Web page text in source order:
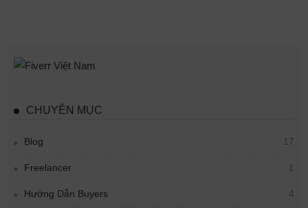
CHUYÊN MỤC
Blog 17
Freelancer 1
Hướng Dẫn Buyers 4